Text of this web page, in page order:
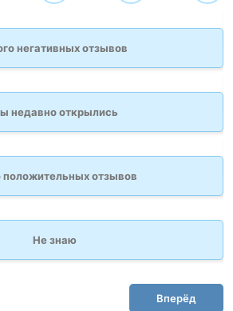
негативных отзывов
недавно открылись
отзывов
Не знаю
Вперёд